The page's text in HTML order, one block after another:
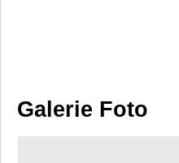
Galerie Foto